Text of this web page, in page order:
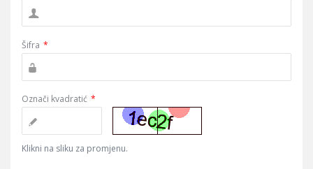
Šifra *
Označi kvadratić *
Klikni na sliku za promjenu.